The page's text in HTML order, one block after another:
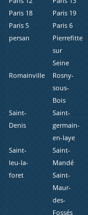
Paris 18
Paris 19
Paris 5
Paris 6
persan
Pierrefitte
sur
Seine
Romainville
Rosny-
sous-
Bois
Saint-
Denis
Saint-
germain-
en-laye
Saint-
leu-la-
foret
Saint-
Mandé
Saint-
Maur-
des-
Fossés